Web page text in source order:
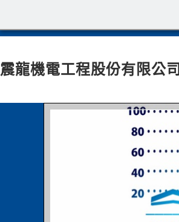
震龍機電工程股份有限公司